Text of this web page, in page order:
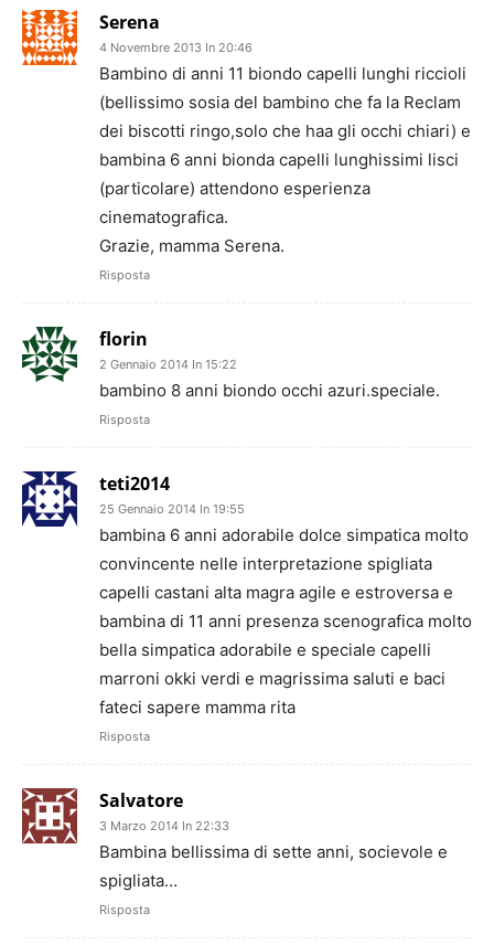
Serena
4 Novembre 2013 In 20:46
Bambino di anni 11 biondo capelli lunghi riccioli
(bellissimo sosia del bambino che fa la Reclam
dei biscotti ringo,solo che haa gli occhi chiari) e
bambina 6 anni bionda capelli lunghissimi lisci
(particolare) attendono esperienza
cinematografica.
Grazie, mamma Serena.
Risposta
florin
2 Gennaio 2014 In 15:22
bambino 8 anni biondo occhi azuri.speciale.
Risposta
teti2014
25 Gennaio 2014 In 19:55
bambina 6 anni adorabile dolce simpatica molto
convincente nelle interpretazione spigliata
capelli castani alta magra agile e estroversa e
bambina di 11 anni presenza scenografica molto
bella simpatica adorabile e speciale capelli
marroni okki verdi e magrissima saluti e baci
fateci sapere mamma rita
Risposta
Salvatore
3 Marzo 2014 In 22:33
Bambina bellissima di sette anni, socievole e
spigliata…
Risposta